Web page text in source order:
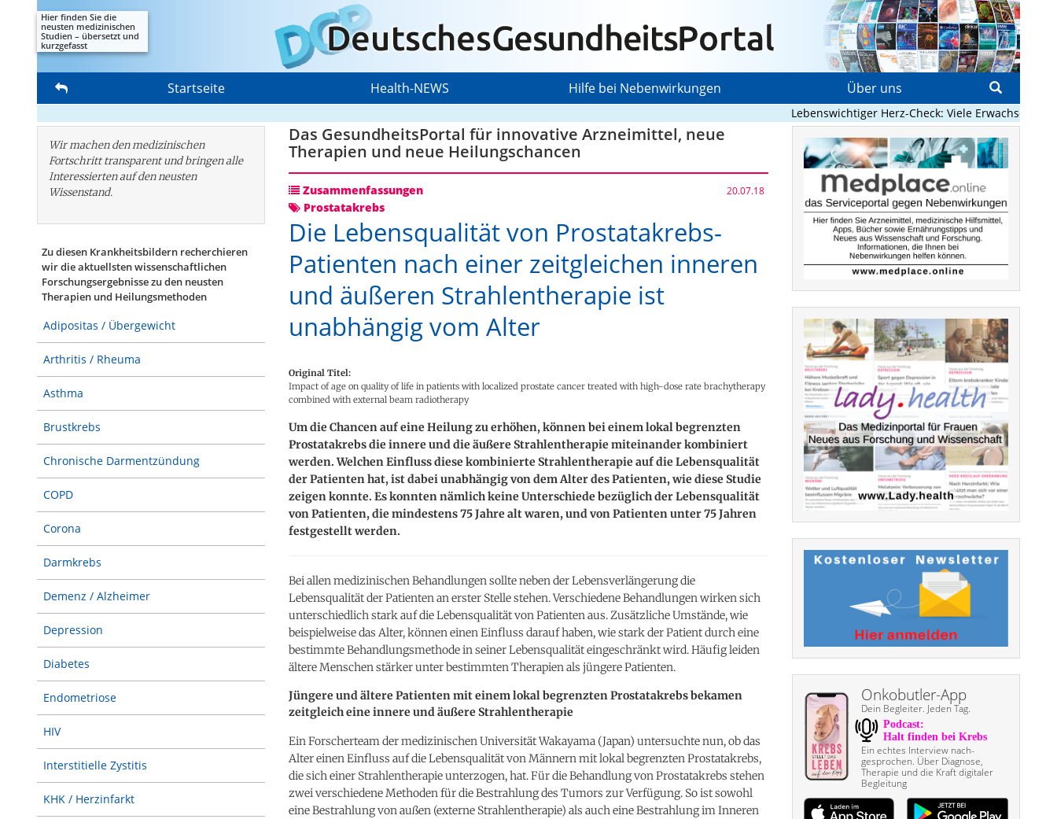
Hier finden Sie die
neusten medizinischen
Studien – übersetzt und
kurzgefasst
Startseite Health-NEWS Hilfe bei Nebenwirkungen Über uns
Lebenswichtiger Herz-Check: Viele Erwachsene mit
Wir machen den medizinischen
Fortschritt transparent und bringen alle
Interessierten auf den neusten
Wissenstand.
Zu diesen Krankheitsbildern recherchieren
wir die aktuellsten wissenschaftlichen
Forschungs­ergebnisse zu den neusten
Therapien und Heilungsmethoden
Adipositas / Übergewicht
Arthritis / Rheuma
Asthma
Brustkrebs
Chronische Darmentzündung
COPD
Corona
Darmkrebs
Demenz / Alzheimer
Depression
Diabetes
Endometriose
HIV
Interstitielle Zystitis
KHK / Herzinfarkt
Das GesundheitsPortal für innovative Arzneimittel, neue
Therapien und neue Heilungschancen
Zusammenfassungen 20.07.18
Prostatakrebs
Die Lebensqualität von Prostatakrebs-
Patienten nach einer zeitgleichen inneren
und äußeren Strahlentherapie ist
unabhängig vom Alter
Original Titel:
Impact of age on quality of life in patients with localized prostate cancer treated with high-dose rate brachytherapy
combined with external beam radiotherapy
Um die Chancen auf eine Heilung zu erhöhen, können bei einem lokal begrenzten
Prostatakrebs die innere und die äußere Strahlentherapie miteinander kombiniert
werden. Welchen Einfluss diese kombinierte Strahlentherapie auf die Lebensqualität
der Patienten hat, ist dabei unabhängig von dem Alter des Patienten, wie diese Studie
zeigen konnte. Es konnten nämlich keine Unterschiede bezüglich der Lebensqualität
von Patienten, die mindestens 75 Jahre alt waren, und von Patienten unter 75 Jahren
festgestellt werden.
Bei allen medizinischen Behandlungen sollte neben der Lebensverlängerung die
Lebensqualität der Patienten an erster Stelle stehen. Verschiedene Behandlungen wirken sich
unterschiedlich stark auf die Lebensqualität von Patienten aus. Zusätzliche Umstände, wie
beispielweise das Alter, können einen Einfluss darauf haben, wie stark der Patient durch eine
bestimmte Behandlungsmethode in seiner Lebensqualität eingeschränkt wird. Häufig leiden
ältere Menschen stärker unter bestimmten Therapien als jüngere Patienten.
Jüngere und ältere Patienten mit einem lokal begrenzten Prostatakrebs bekamen
zeitgleich eine innere und äußere Strahlentherapie
Ein Forscherteam der medizinischen Universität Wakayama (Japan) untersuchte nun, ob das
Alter einen Einfluss auf die Lebensqualität von Männern mit lokal begrenzten Prostatakrebs,
die sich einer Strahlentherapie unterzogen, hat. Für die Behandlung von Prostatakrebs stehen
zwei verschiedene Methoden für die Bestrahlung des Tumors zur Verfügung. So ist sowohl
eine Bestrahlung von außen (externe Strahlentherapie) als auch eine Bestrahlung im Inneren
Onkobutler-App
Dein Begleiter. Jeden Tag.
Ein echtes Interview nach­
gesprochen. Über Diagnose,
Therapie und die Kraft digitaler
Begleitung